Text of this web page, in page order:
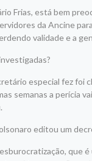
Frias, está bem
da Ancine
validade e a
especial fez foi
semanas a perícia
editou um
que